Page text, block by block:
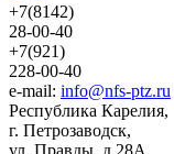
+7(8142)
28-00-40
+7(921)
228-00-40
e-mail: info@nfs-ptz.ru
Республика Карелия,
г. Петрозаводск,
ул. Правды, д.28А,